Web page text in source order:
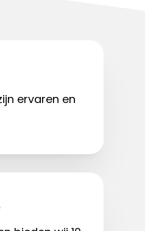
ervaren en